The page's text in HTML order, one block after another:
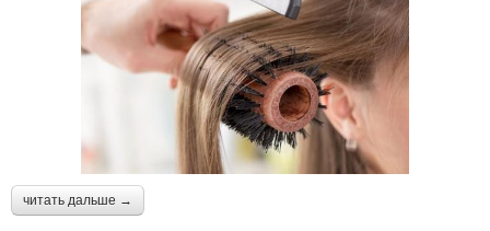
читать дальше →